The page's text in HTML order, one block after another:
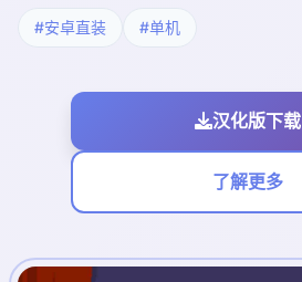
#安卓直装 #单机
汉化版下载
了解更多